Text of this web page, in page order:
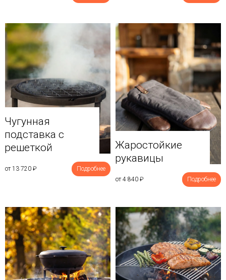
Чугунная
подставка с
решеткой
от 13 720 ₽ Подробнее
Жаростойкие
рукавицы
от 4 840 ₽ Подробнее